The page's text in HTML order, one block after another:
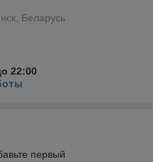
Беларусь
22:00
первый